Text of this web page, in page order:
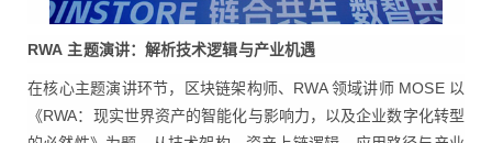
RWA 主题演讲：解析技术逻辑与产业机遇
在核心主题演讲环节，区块链架构师、RWA 领域讲师 MOSE 以
《RWA：现实世界资产的智能化与影响力，以及企业数字化转型